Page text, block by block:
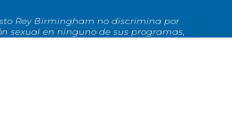
Rey Birmingham no discrimina por
sexual en ninguno de sus programas,